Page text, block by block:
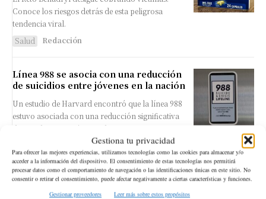
Gestiona tu privacidad
Para ofrecer las mejores experiencias, utilizamos tecnologías como las cookies para almacenar y/o
acceder a la información del dispositivo. El consentimiento de estas tecnologías nos permitirá
procesar datos como el comportamiento de navegación o las identificaciones únicas en este sitio. No
consentir o retirar el consentimiento, puede afectar negativamente a ciertas características y funciones.
Gestionar proveedores
Leer más sobre estos propósitos
Conoce los riesgos detrás de esta peligrosa
tendencia viral.
Salud
Redacción
Línea 988 se asocia con una reducción
de suicidios entre jóvenes en la nación
Un estudio de Harvard encontró que la línea 988
estuvo asociada con una reducción significativa
de suicidios entre jóvenes de 15 a 34 años en
Estados Unidos. Los investigadores estiman miles
de vidas salvadas desde su lanzamiento.
Salud
latinoher